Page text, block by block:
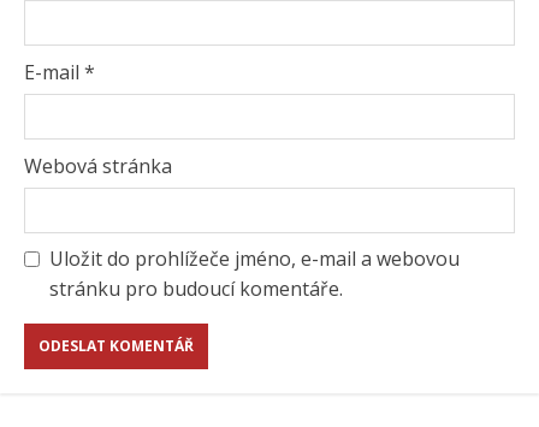
E-mail *
Webová stránka
Uložit do prohlížeče jméno, e-mail a webovou
stránku pro budoucí komentáře.